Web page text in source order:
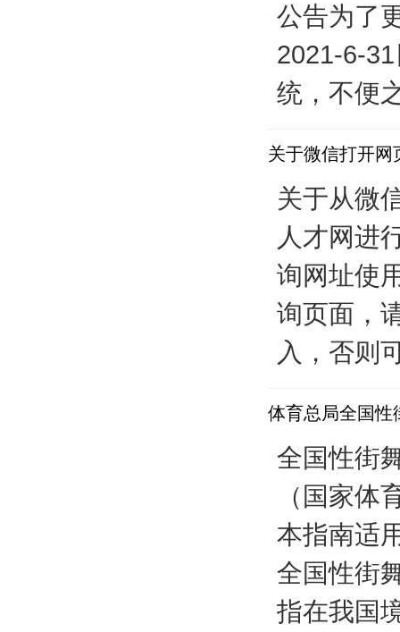
公告为了
2021-6-
统，不便
关于微信打开网
关于从微
人才网进
询网址使
询页面，
入，否则
体育总局全国性
全国性街
（国家
本指南适
全国性街
指在我国